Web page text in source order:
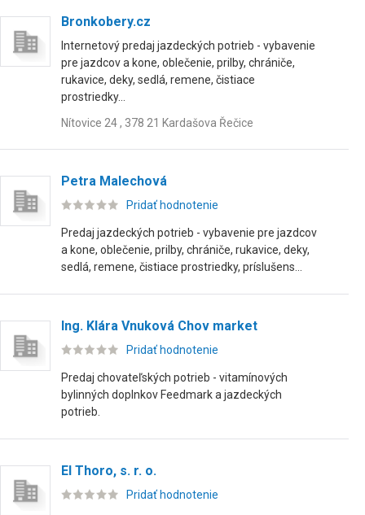
Bronkobery.cz
Internetový predaj jazdeckých potrieb - vybavenie
pre jazdcov a kone, oblečenie, prilby, chrániče,
rukavice, deky, sedlá, remene, čistiace
prostriedky...
Nítovice 24 , 378 21 Kardašova Řečice
Petra Malechová
Pridať hodnotenie
Predaj jazdeckých potrieb - vybavenie pre jazdcov
a kone, oblečenie, prilby, chrániče, rukavice, deky,
sedlá, remene, čistiace prostriedky, príslušens...
Ing. Klára Vnuková Chov market
Pridať hodnotenie
Predaj chovateľských potrieb - vitamínových
bylinných doplnkov Feedmark a jazdeckých
potrieb.
El Thoro, s. r. o.
Pridať hodnotenie